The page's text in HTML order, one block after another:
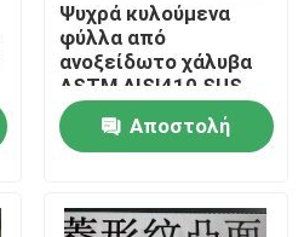
Ψυχρά κυλούμενα
φύλλα από
ανοξείδωτο χάλυβα
ASTM AISI410 SUS
410 με γυαλισμένη
επιφάνεια BA
0,8*1220*2440
Αποστολή